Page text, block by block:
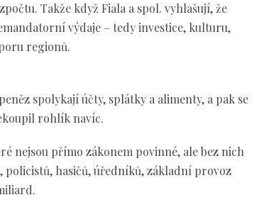
Takže když Fiala a spol. vyhlašují, že
výdaje – tedy investice, kulturu,
regionů.
spolykají účty, splátky a alimenty, a pak se
rohlík navíc.
nejsou přímo zákonem povinné, ale bez nich
hasičů, úředníků, základní provoz